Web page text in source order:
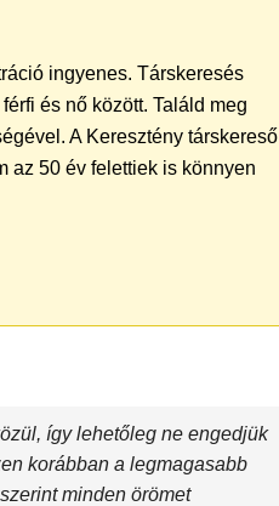
ingyenes. Társkeresés
és nő között. Találd meg
A Keresztény társkereső
az 50 év felettiek is könnyen
így lehetőleg ne engedjük
korábban a legmagasabb
minden örömet